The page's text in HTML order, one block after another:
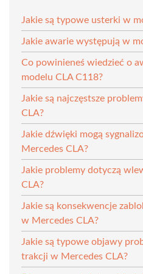
Jakie są typowe usterki w
Jakie awarie występują w
Co powinieneś wiedzieć o
modelu CLA C118?
Jakie są najczęstsze
CLA?
Jakie dźwięki mogą
Mercedes CLA?
Jakie problemy dotyczą
CLA?
Jakie są konsekwencje
w Mercedes CLA?
Jakie są typowe objawy
trakcji w Mercedes CLA?